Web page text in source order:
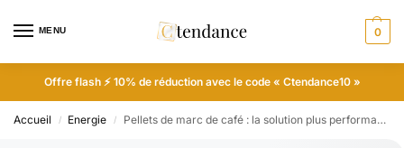
MENU 0
Offre flash ⚡ 10% de réduction avec le code « Ctendance10 »
Accueil / Energie / Pellets de marc de café : la solution plus performante et moins chère !